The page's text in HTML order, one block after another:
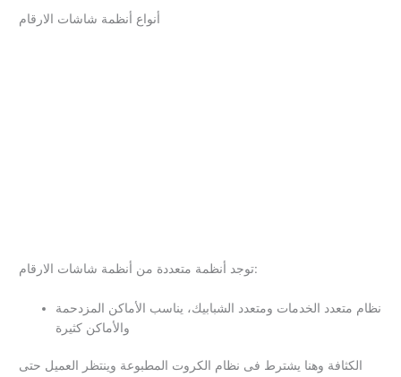
أنواع أنظمة شاشات الارقام
توجد أنظمة متعددة من أنظمة شاشات الارقام:
نظام متعدد الخدمات ومتعدد الشبابيك، يناسب الأماكن المزدحمة
والأماكن كثيرة
الكثافة وهنا يشترط فى نظام الكروت المطبوعة وينتظر العميل حتى